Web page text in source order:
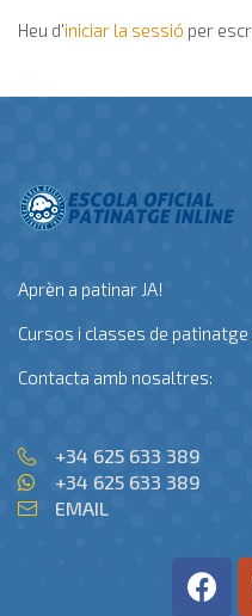
Heu d'iniciar la sessió per
Aprèn a patinar JA!
Cursos i classes de
Contacta amb nosaltres:
+34 625 633 389
+34 625 633 389
EMAIL